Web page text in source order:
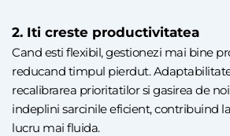
2. Iti creste productivitatea
Cand esti flexibil, gestionezi mai bine
reducand timpul pierdut.
recalibrarea prioritatilor si gasirea de
indeplini sarcinile eficient, contribuind
lucru mai fluida.